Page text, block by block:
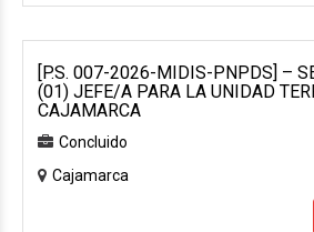
[P.S. 007-2026-MIDIS-PNPDS] –
(01) JEFE/A PARA LA UNIDAD
CAJAMARCA
Concluido
Cajamarca